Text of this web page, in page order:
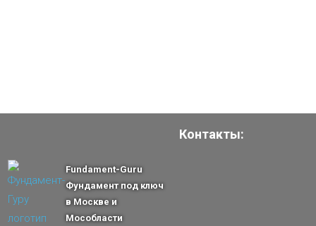
Контакты:
Fundament-Guru
Фундамент под ключ
в Москве и
Мособласти